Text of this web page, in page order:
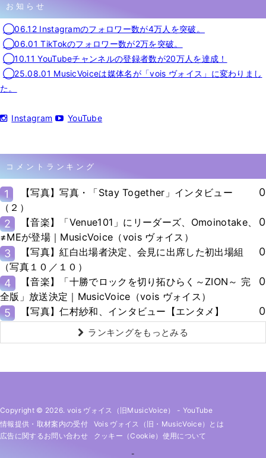
お知らせ
◯06.12 Instagramのフォロワー数が4万人を突破。
◯06.01 TikTokのフォロワー数が2万を突破。
◯10.11 YouTubeチャンネルの登録者数が20万人を達成！
◯25.08.01 MusicVoiceは媒体名が「vois ヴォイス」に変わりまし
た。
Instagram YouTube
コメントランキング
1
【写真】写真・「Stay Together」インタビュー
（２）
0
2
【音楽】「Venue101」にリーダーズ、Omoinotake、
≠MEが登場｜MusicVoice（vois ヴォイス）
0
3
【写真】紅白出場者決定、会見に出席した初出場組
（写真１０／１０）
0
4
【音楽】「十勝でロックを切り拓ひらく～ZION～ 完
全版」放送決定｜MusicVoice（vois ヴォイス）
0
5 【写真】仁村紗和、インタビュー【エンタメ】 0
ランキングをもっとみる
Copyright © 2026. vois ヴォイス（旧MusicVoice） - YouTube
情報提供・取材案内の受付
Vois ヴォイス（旧・MusicVoice）とは
広告に関するお問い合わせ
クッキー（cookie）使用について
-